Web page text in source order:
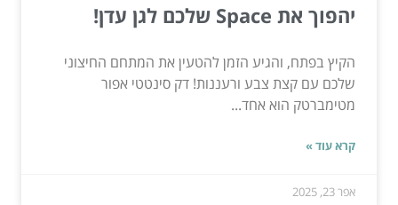
יהפוך את Space שלכם לגן עדן!
הקיץ בפתח, והגיע הזמן להטעין את המתחם החיצוני
שלכם עם קצת צבע ורעננות! דק סינטטי אפור
מטימברטק הוא אחד...
קרא עוד »
אפר 23, 2025